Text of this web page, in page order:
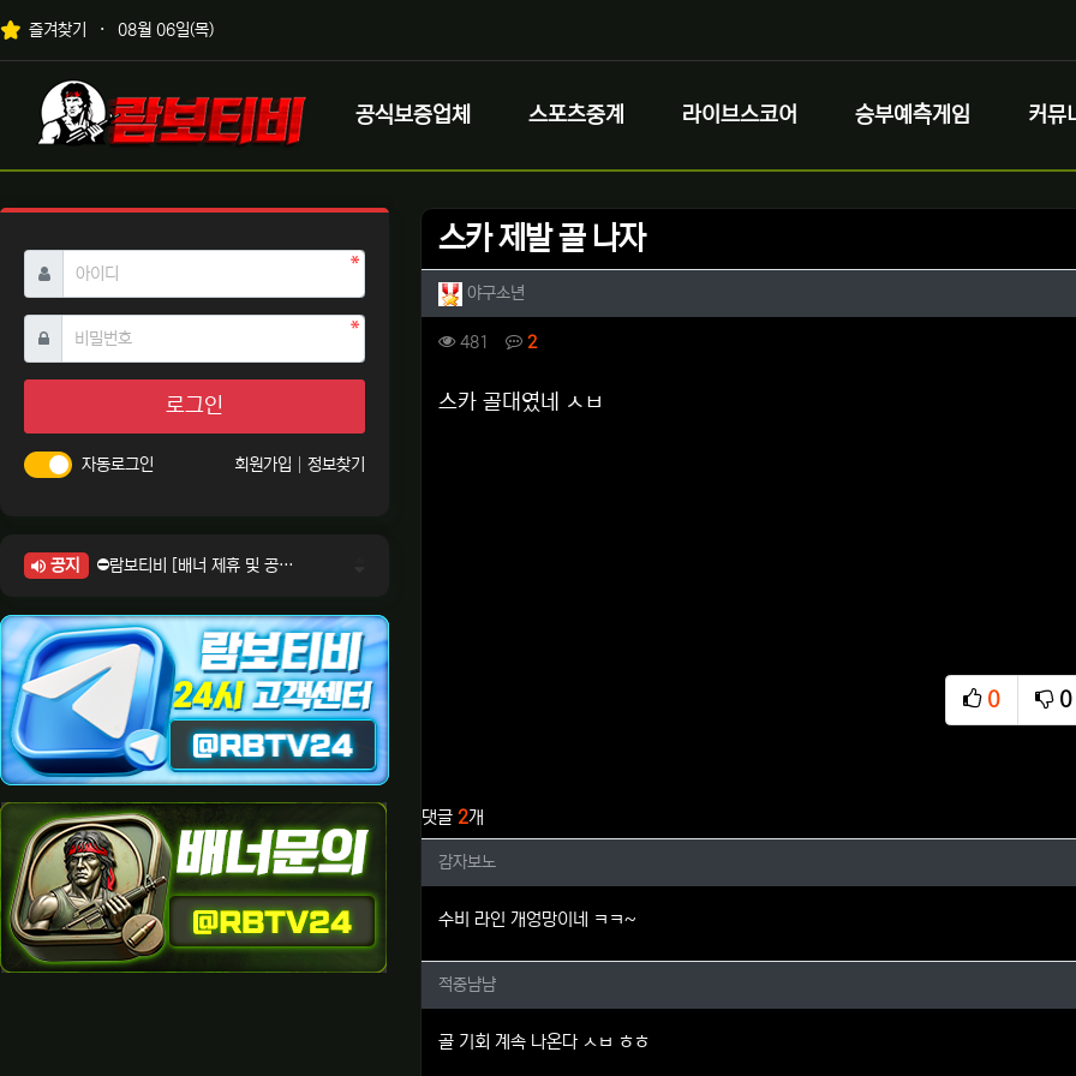
상단 네비
즐겨찾기 08월 06일(목)
메인 메뉴
로고
공식보증업체 스포츠중계 라이브스코어 승부예측게임 커뮤
스카 제발 골 나자
작성자 정보
야구소년
컨텐츠 정보
481 조회 2댓글
본문
스카 골대였네 ㅅㅂ
0
추천
0
비
댓글 2개
감자보노님의 댓글
감자보노
수비 라인 개엉망이네 ㅋㅋ~
적중냠냠님의 댓글
적중냠냠
골 기회 계속 나온다 ㅅㅂ ㅎㅎ
아이디 필수
비밀번호필수
로그인
자동로그인 회원가입 정보찾기
공지
⛔람보티비 [배너 제휴 및 공식 입점 문의 안내]
⛔람보티비 [정회원 등급UP! 안내사항]
⛔람보티비 [채팅방 이용시 주의사항]
⛔람보티비 [공식보증업체 안내]